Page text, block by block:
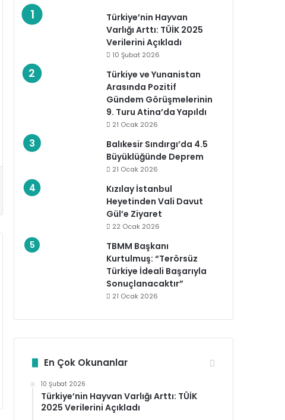
Türkiye’nin Hayvan
Varlığı Arttı: TÜİK 2025
Verilerini Açıkladı
10 Şubat 2026
Türkiye ve Yunanistan
Arasında Pozitif
Gündem Görüşmelerinin
9. Turu Atina’da Yapıldı
21 Ocak 2026
Balıkesir Sındırgı’da 4.5
Büyüklüğünde Deprem
21 Ocak 2026
Kızılay İstanbul
Heyetinden Vali Davut
Gül’e Ziyaret
22 Ocak 2026
TBMM Başkanı
Kurtulmuş: “Terörsüz
Türkiye İdeali Başarıyla
Sonuçlanacaktır”
21 Ocak 2026
En Çok Okunanlar
10 Şubat 2026
Türkiye’nin Hayvan Varlığı Arttı: TÜİK
2025 Verilerini Açıkladı